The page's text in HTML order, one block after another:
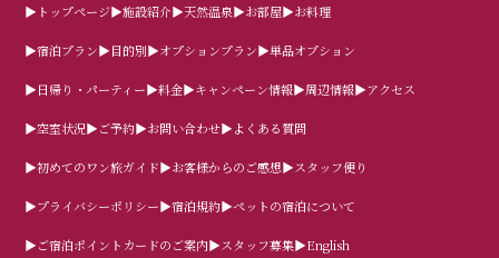
▶トップページ▶施設紹介▶天然温泉▶お部屋▶お料理
▶宿泊プラン▶目的別▶オプションプラン▶単品オプション
▶日帰り・パーティー▶料金▶キャンペーン情報▶周辺情報▶アクセス
▶空室状況▶ご予約▶お問い合わせ▶よくある質問
▶初めてのワン旅ガイド▶お客様からのご感想▶スタッフ便り
▶プライバシーポリシー▶宿泊規約▶ペットの宿泊について
▶ご宿泊ポイントカードのご案内▶スタッフ募集▶English